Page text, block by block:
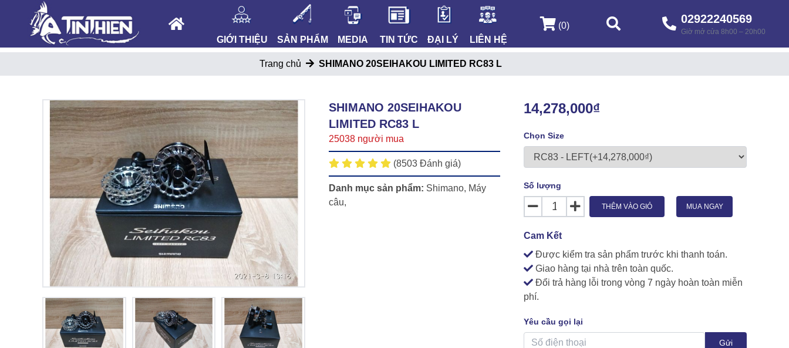
GIỚI THIỆU SẢN PHẨM MEDIA TIN TỨC ĐẠI LÝ LIÊN HỆ
(0)
02922240569
Giờ mở cửa 8h00 – 20h00
Trang chủ SHIMANO 20SEIHAKOU LIMITED RC83 L
SHIMANO 20SEIHAKOU
LIMITED RC83 L
25038 người mua
(8503 Đánh giá)
Danh mục sản phẩm: Shimano, Máy
câu,
14,278,000₫
Chọn Size
Số lượng
THÊM VÀO GIỎ MUA NGAY
Cam Kết
Được kiểm tra sản phẩm trước khi thanh toán.
Giao hàng tại nhà trên toàn quốc.
Đổi trả hàng lỗi trong vòng 7 ngày hoàn toàn miễn
phí.
Yêu cầu gọi lại
Gửi